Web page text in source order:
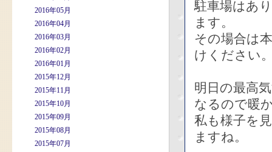
2016年05月
2016年04月
2016年03月
2016年02月
2016年01月
2015年12月
2015年11月
2015年10月
2015年09月
2015年08月
2015年07月
駐車場はあ
ます。
その場合は
けください
明日の最高
なるので暖
私も様子を
ますね。